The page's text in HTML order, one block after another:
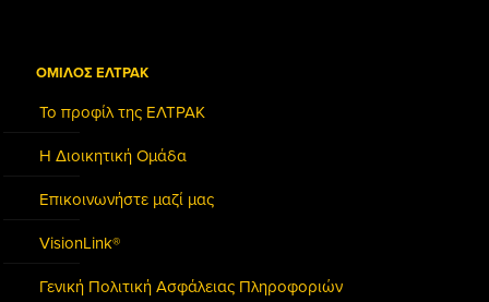
ΟΜΙΛΟΣ ΕΛΤΡΑΚ
Το προφίλ της ΕΛΤΡΑΚ
Η Διοικητική Ομάδα
Επικοινωνήστε μαζί μας
VisionLink®
Γενική Πολιτική Ασφάλειας Πληροφοριών